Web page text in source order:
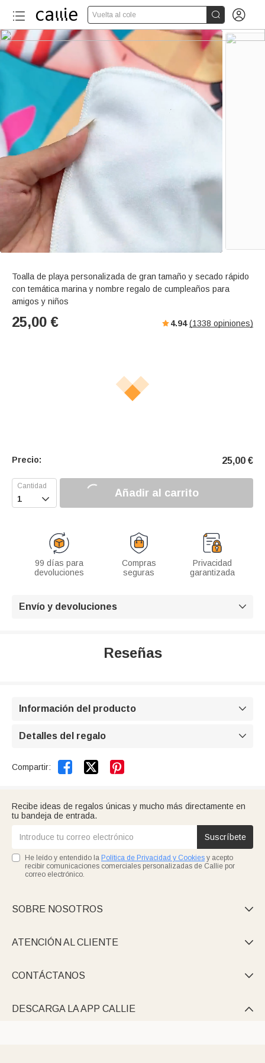
Vuelta al cole  
20+
Toalla de playa personalizada de gran tamaño y secado rápido
con temática marina y nombre regalo de cumpleaños para
amigos y niños
25,00 € 4.94 (1338 opiniones)
Precio: 25,00 €
 Añadir al carrito
99 días para
devoluciones
Compras
seguras
Privacidad
garantizada
Envío y devoluciones 
Reseñas
Información del producto 
Detalles del regalo 
Compartir:  
Recibe ideas de regalos únicas y mucho más directamente en
tu bandeja de entrada.
Suscríbete
He leído y entendido la Política de Privacidad y Cookies y acepto
recibir comunicaciones comerciales personalizadas de Callie por
correo electrónico.
SOBRE NOSOTROS 
ATENCIÓN AL CLIENTE 
CONTÁCTANOS 
DESCARGA LA APP CALLIE 